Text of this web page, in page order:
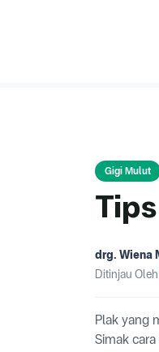
Gigi Mulut
drg. Wiena
Ditinjau Oleh
Plak yang
Simak